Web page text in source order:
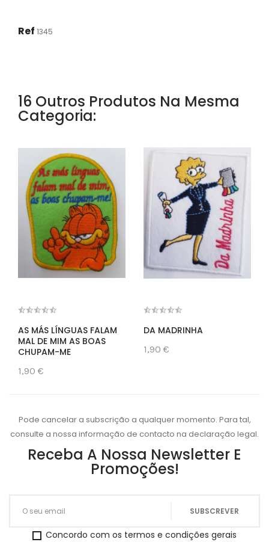
Ref 1345
16 Outros Produtos Na Mesma
Categoria:
AS MÁS LÍNGUAS FALAM
MAL DE MIM AS BOAS
CHUPAM-ME
1,90 €
DA MADRINHA
1,90 €
Pode cancelar a subscrição a qualquer momento. Para tal,
consulte a nossa informação de contacto na declaração legal.
Receba A Nossa Newsletter E
Promoções!
Concordo com os termos e condições gerais